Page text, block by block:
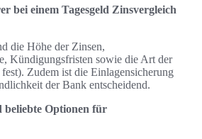
bei einem Tagesgeld Zinsvergleich
die Höhe der Zinsen,
Kündigungsfristen sowie die Art der
Zudem ist die Einlagensicherung
der Bank entscheidend.
beliebte Optionen für